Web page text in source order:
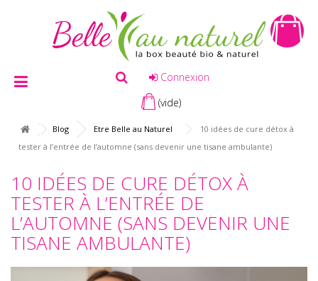
Connexion
(vide)
Blog Etre Belle au Naturel
10 idées de cure détox à
tester à l’entrée de l’automne (sans devenir une tisane ambulante)
10 IDÉES DE CURE DÉTOX À
TESTER À L’ENTRÉE DE
L’AUTOMNE (SANS DEVENIR UNE
TISANE AMBULANTE)